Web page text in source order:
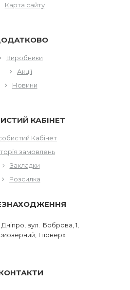
Карта сайту
Виробники
Акції
Новини
КАБІНЕТ
Кабінет
замовлень
Закладки
Розсилка
Дніпро, вул. Боброва, 1,
1 поверх